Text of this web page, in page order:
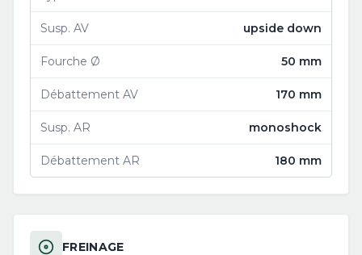
Susp. AV upside down
Fourche Ø 50 mm
Débattement AV 170 mm
Susp. AR monoshock
Débattement AR 180 mm
FREINAGE